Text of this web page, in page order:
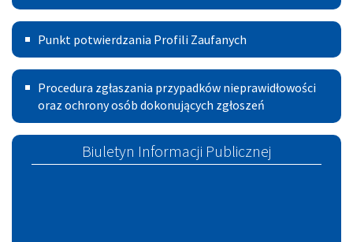
z
sesji
Rady
Miejskiej
Szczucinie
ogólny
Gminy
Szczucin
Punkt
potwierdzania
Profili
Zaufanych
Punkt potwierdzania Profili Zaufanych
Procedura
zgłoszeń
Procedura zgłaszania przypadków nieprawidłowości
oraz ochrony osób dokonujących zgłoszeń
Biuletyn Informacji Publicznej